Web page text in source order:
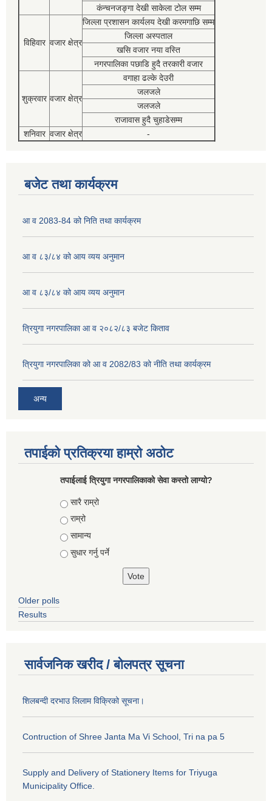
कंन्चनजङ्गा देखी साकेला टोल सम्म
विहिवार वजार क्षेत्र
जिल्ला प्रशासन कार्यलय देखी करमगाछि सम्म
जिल्ला अस्पताल
खसि वजार नया वस्ति
नगरपालिका पछाडि हुदै तरकारी वजार
शुक्रवार वजार क्षेत्र
वगाहा ढल्के देउरी
जलजले
जलजले
राजावास हुदै चुहाडेसम्म
शनिवार वजार क्षेत्र -
बजेट तथा कार्यक्रम
आ व 2083-84 को निति तथा कार्यक्रम
आ व ८३/८४ को आय व्यय अनुमान
आ व ८३/८४ को आय व्यय अनुमान
त्रियुगा नगरपालिका आ व २०८२/८३ बजेट किताव
त्रियुगा नगरपालिका को आ व 2082/83 को नीति तथा कार्यक्रम
अन्य
तपाईको प्रतिक्रया हाम्रो अठोट
तपाईलाई त्रियुगा नगरपालिकाको सेवा कस्तो लाग्यो?
Choices
सारै राम्रो
राम्रो
सामान्य
सुधार गर्नु पर्ने
Older polls
Results
सार्वजनिक खरीद / बोलपत्र सूचना
शिलबन्दी दरभाउ लिलाम विक्रिको सूचना।
Contruction of Shree Janta Ma Vi School, Tri na pa 5
Supply and Delivery of Stationery Items for Triyuga
Municipality Office.